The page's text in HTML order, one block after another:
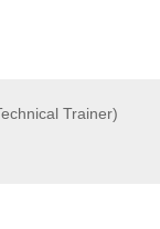
Trainer)